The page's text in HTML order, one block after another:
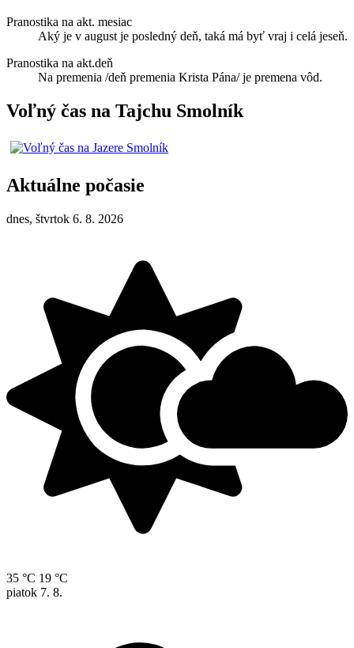
Pranostika na akt. mesiac
Aký je v august je posledný deň, taká má byť vraj i celá jeseň.
Pranostika na akt.deň
Na premenia /deň premenia Krista Pána/ je premena vôd.
Voľný čas na Tajchu Smolník
Aktuálne počasie
dnes, štvrtok 6. 8. 2026
35 °C 19 °C
piatok 7. 8.